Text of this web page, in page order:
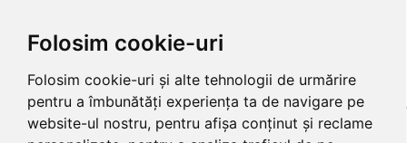
Folosim cookie-uri
Folosim cookie-uri și alte tehnologii de urmărire
pentru a îmbunătăți experiența ta de navigare pe
website-ul nostru, pentru afișa conținut și reclame